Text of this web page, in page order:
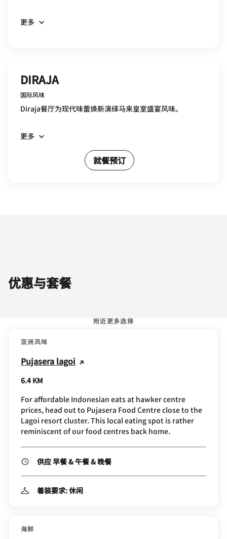
更多
DIRAJA
国际风味
Diraja餐厅为现代味蕾焕新演绎马来皇室盛宴风味。
更多
就餐预订
优惠与套餐
附近更多选择
亚洲风味
Pujasera lagoi
6.4 KM
For affordable Indonesian eats at hawker centre
prices, head out to Pujasera Food Centre close to the
Lagoi resort cluster. This local eating spot is rather
reminiscent of our food centres back home.
供应 早餐 & 午餐 & 晚餐
着装要求: 休闲
海鲜